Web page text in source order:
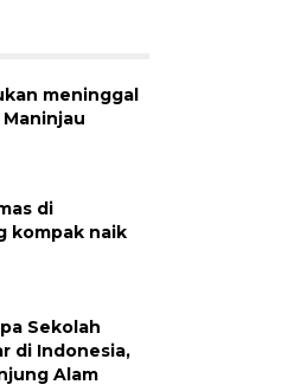
meninggal
di
kompak naik
Sekolah
di Indonesia,
Alam